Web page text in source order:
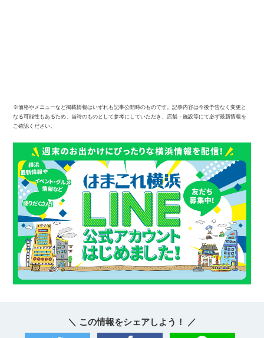
※価格やメニューなど掲載情報はいずれも記事公開時のものです。記事内容は今後予告なく変更と
なる可能性もあるため、当時のものとして参考にしていただき、店舗・施設等にて必ず最新情報を
ご確認ください。
＼ この情報をシェアしよう！ ／